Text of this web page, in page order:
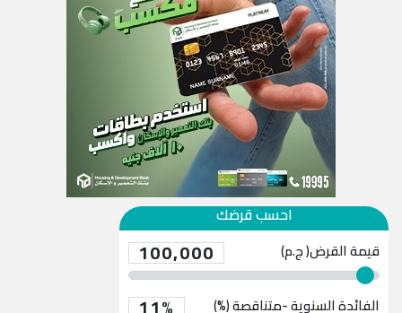
احسب قرضك
قيمة القرض( ج.م) 100,000
الفائدة السنوية -متناقصة (%)